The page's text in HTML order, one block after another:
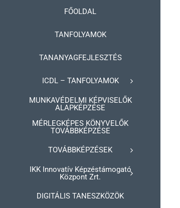
FŐOLDAL
TANFOLYAMOK
TANANYAGFEJLESZTÉS
ICDL – TANFOLYAMOK
MUNKAVÉDELMI KÉPVISELŐK
ALAPKÉPZÉSE
MÉRLEGKÉPES KÖNYVELŐK
TOVÁBBKÉPZÉSE
TOVÁBBKÉPZÉSEK
IKK Innovatív Képzéstámogató
Központ Zrt.
DIGITÁLIS TANESZKÖZÖK